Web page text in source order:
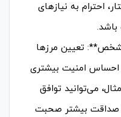
احترام به نیازهای
تعیین مرزها
احساس امنیت بیشتری
می‌توانید توافق
صداقت بیشتر صحبت